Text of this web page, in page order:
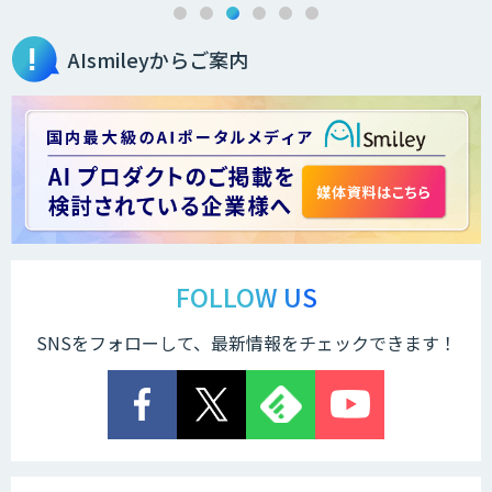
SpaceCore
AIsmileyからご案内
FOLLOW US
SNSをフォローして、最新情報をチェックできます！